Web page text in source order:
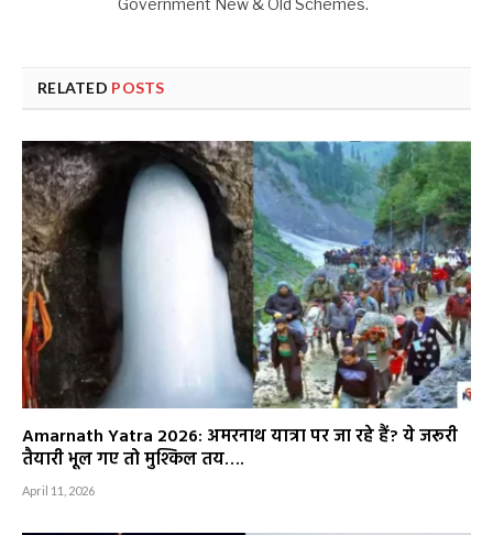
Government New & Old Schemes.
RELATED POSTS
Amarnath Yatra 2026: अमरनाथ यात्रा पर जा रहे हैं? ये जरूरी
तैयारी भूल गए तो मुश्किल तय….
April 11, 2026